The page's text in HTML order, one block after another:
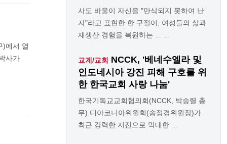
)에서 열
사가
사도 바울이 자신을 "만삭되지 못하여 난
자"라고 표현한 한 구절이, 여성들의 삶과
재생산 경험을 복원하는 ... ...
교계/교회 NCCK, '베네수엘라 및
인도네시아 강진 피해 구호를 위
한 한국교회 사랑 나눔'
한국기독교교회협의회(NCCK, 박승렬 총
무) 디아코니아위원회(송정경위원장)가
최근 강력한 지진으로 막대한 ...